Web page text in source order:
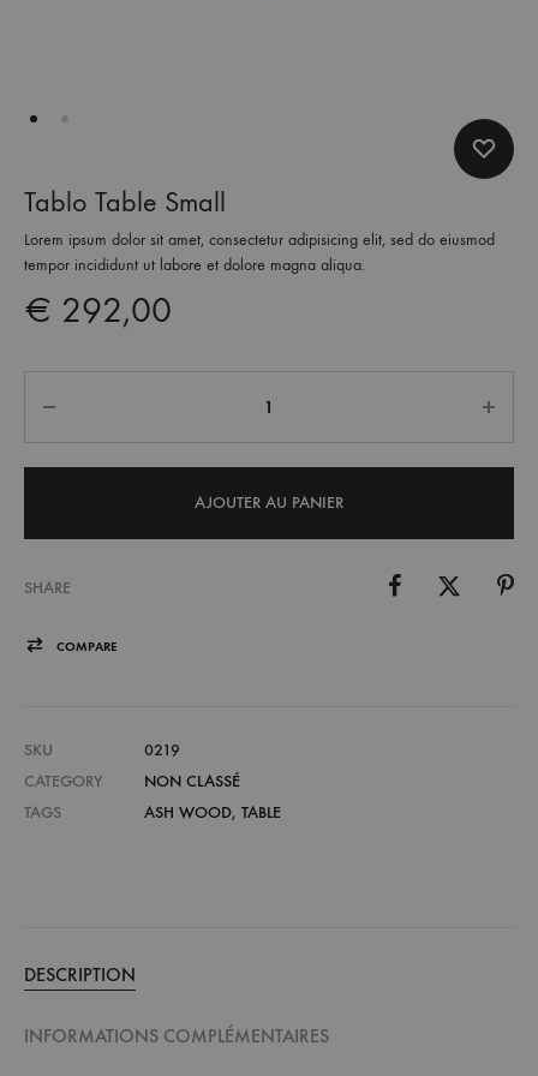
Tablo Table Small
Lorem ipsum dolor sit amet, consectetur adipisicing elit, sed do eiusmod
tempor incididunt ut labore et dolore magna aliqua.
€ 292,00
AJOUTER AU PANIER
SHARE
COMPARE
SKU
0219
CATEGORY
NON CLASSÉ
TAGS
ASH WOOD, TABLE
DESCRIPTION
INFORMATIONS COMPLÉMENTAIRES